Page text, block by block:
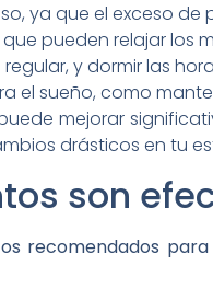
ya que el exceso
pueden relajar los
y dormir las
el sueño, como
mejorar
drásticos en tu
son
recomendados